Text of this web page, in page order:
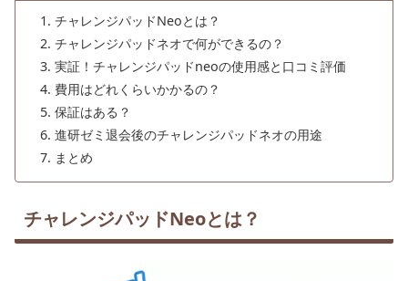
チャレンジパッドNeoとは？
チャレンジパッドネオで何ができるの？
実証！チャレンジパッドneoの使用感と口コミ評価
費用はどれくらいかかるの？
保証はある？
進研ゼミ退会後のチャレンジパッドネオの用途
まとめ
チャレンジパッドNeoとは？